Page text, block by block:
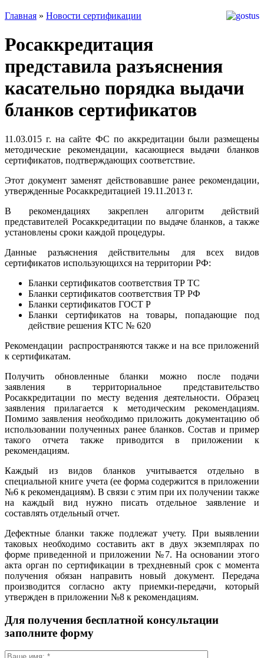
Главная » Новости сертификации
Росаккредитация
представила разъяснения
касательно порядка выдачи
бланков сертификатов
11.03.015 г. на сайте ФС по аккредитации были размещены
методические рекомендации, касающиеся выдачи бланков
сертификатов, подтверждающих соответствие.
Этот документ заменят действовавшие ранее рекомендации,
утвержденные Росаккредитацией 19.11.2013 г.
В рекомендациях закреплен алгоритм действий
представителей Росаккредитации по выдаче бланков, а также
установлены сроки каждой процедуры.
Данные разъяснения действительны для всех видов
сертификатов использующихся на территории РФ:
Бланки сертификатов соответствия ТР ТС
Бланки сертификатов соответствия ТР РФ
Бланки сертификатов ГОСТ Р
Бланки сертификатов на товары, попадающие под
действие решения КТС № 620
Рекомендации распространяются также и на все приложений
к сертификатам.
Получить обновленные бланки можно после подачи
заявления в территориальное представительство
Росаккредитации по месту ведения деятельности. Образец
заявления прилагается к методическим рекомендациям.
Помимо заявления необходимо приложить документацию об
использовании полученных ранее бланков. Состав и пример
такого отчета также приводится в приложении к
рекомендациям.
Каждый из видов бланков учитывается отдельно в
специальной книге учета (ее форма содержится в приложении
№6 к рекомендациям). В связи с этим при их получении также
на каждый вид нужно писать отдельное заявление и
составлять отдельный отчет.
Дефектные бланки также подлежат учету. При выявлении
таковых необходимо составить акт в двух экземплярах по
форме приведенной и приложении №7. На основании этого
акта орган по сертификации в трехдневный срок с момента
получения обязан направить новый документ. Передача
производится согласно акту приемки-передачи, который
утвержден в приложении №8 к рекомендациям.
Для получения бесплатной консультации
заполните форму